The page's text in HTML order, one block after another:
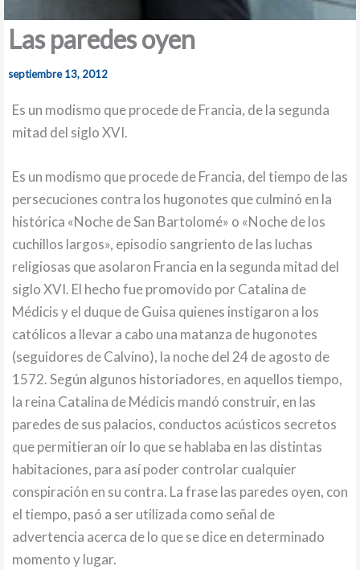
Las paredes oyen
septiembre 13, 2012
Es un modismo que procede de Francia, de la segunda
mitad del siglo XVI.
Es un modismo que procede de Francia, del tiempo de las
persecuciones contra los hugonotes que culminó en la
histórica «Noche de San Bartolomé» o «Noche de los
cuchillos largos», episodio sangriento de las luchas
religiosas que asolaron Francia en la segunda mitad del
siglo XVI. El hecho fue promovido por Catalina de
Médicis y el duque de Guisa quienes instigaron a los
católicos a llevar a cabo una matanza de hugonotes
(seguidores de Calvino), la noche del 24 de agosto de
1572. Según algunos historiadores, en aquellos tiempo,
la reina Catalina de Médicis mandó construir, en las
paredes de sus palacios, conductos acústicos secretos
que permitieran oír lo que se hablaba en las distintas
habitaciones, para así poder controlar cualquier
conspiración en su contra. La frase las paredes oyen, con
el tiempo, pasó a ser utilizada como señal de
advertencia acerca de lo que se dice en determinado
momento y lugar.